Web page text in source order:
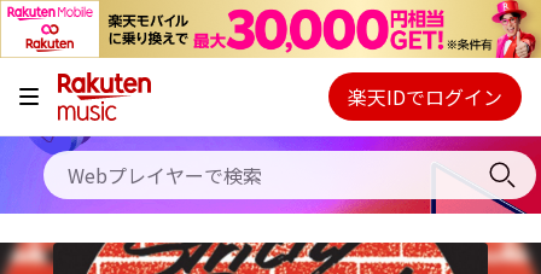
キャンペーン
料金プラン
使い方
Webプレイヤー
ご契約内容の確認・変更
楽天IDでログイン